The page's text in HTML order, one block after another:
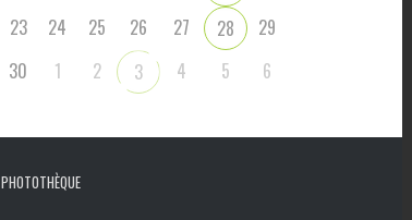
23
24 25 26 27 28
29
30
1 2 3 4 5 6
PHOTOTHÈQUE